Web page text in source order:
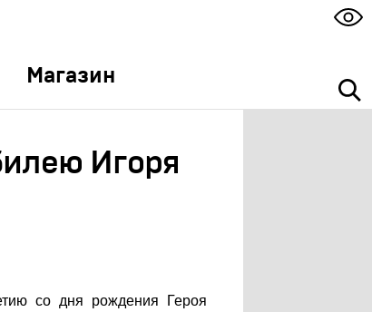
Магазин
Игоря
со дня рождения Героя